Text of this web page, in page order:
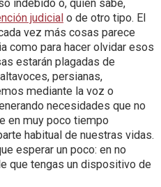
indebido o, quien sabe,
judicial o de otro tipo. El
vez más cosas parece
como para hacer olvidar esos
estarán plagadas de
persianas,
mediante la voz o
necesidades que no
en muy poco tiempo
habitual de nuestras vidas.
esperar un poco: en no
que tengas un dispositivo de